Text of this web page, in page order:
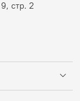
стр. 2